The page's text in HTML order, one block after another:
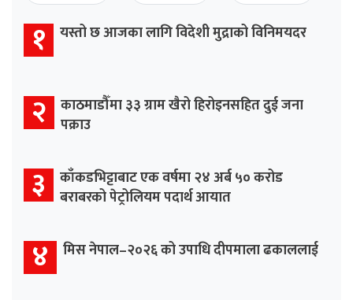
१ यस्तो छ आजका लागि विदेशी मुद्राको विनिमयदर
२ काठमाडौँमा ३३ ग्राम खैरो हिरोइनसहित दुई जना
पक्राउ
३ काँकडभिट्टाबाट एक वर्षमा २४ अर्ब ५० करोड
बराबरको पेट्रोलियम पदार्थ आयात
४ मिस नेपाल–२०२६ को उपाधि दीपमाला ढकाललाई